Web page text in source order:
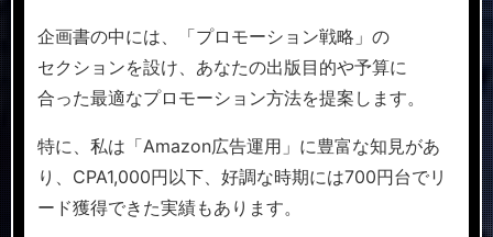
企画書の中には、「プロモーション戦略」の
セクションを設け、あなたの出版目的や予算に
合った最適なプロモーション方法を提案します。
特に、私は「Amazon広告運用」に豊富な知見があ
り、CPA1,000円以下、好調な時期には700円台でリ
ード獲得できた実績もあります。